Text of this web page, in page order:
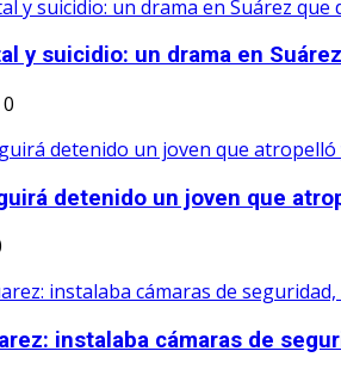
y suicidio: un drama en
0
detenido un joven que
instalaba cámaras de